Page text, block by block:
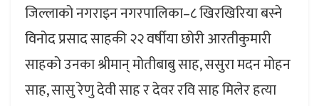
जिल्लाको नगराइन नगरपालिका–८ खिरखिरिया बस्ने
विनोद प्रसाद साहकी २२ वर्षीया छोरी आरतीकुमारी
साहको उनका श्रीमान् मोतीबाबु साह, ससुरा मदन मोहन
साह, सासु रेणु देवी साह र देवर रवि साह मिलेर हत्या